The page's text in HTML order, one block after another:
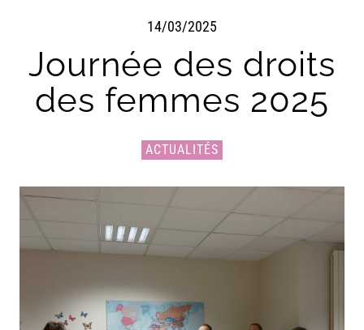
14/03/2025
Journée des droits
des femmes 2025
ACTUALITÉS